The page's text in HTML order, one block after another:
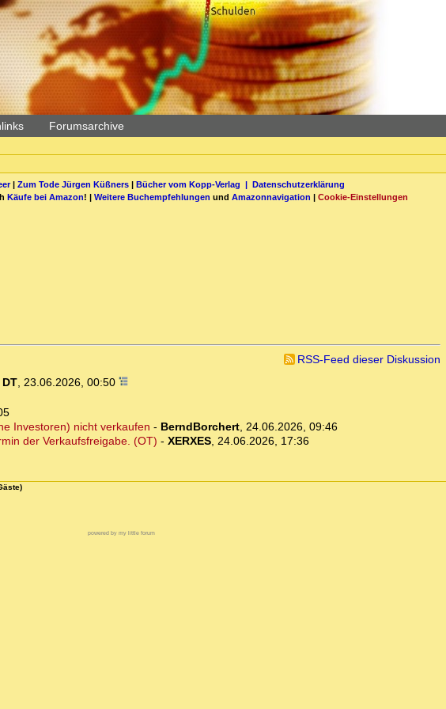
Forumsarchive
| Zum Tode Jürgen Küßners| Bücher vom Kopp-Verlag | Datenschutzerklärung
Käufe bei Amazon! | Weitere Buchempfehlungen und Amazonnavigation | Cookie-Einstellungen
RSS-Feed dieser Diskussion
DT, 23.06.2026, 00:50
Investoren) nicht verkaufen - BerndBorchert, 24.06.2026, 09:46
der Verkaufsfreigabe. (OT) - XERXES, 24.06.2026, 17:36
powered by my little forum